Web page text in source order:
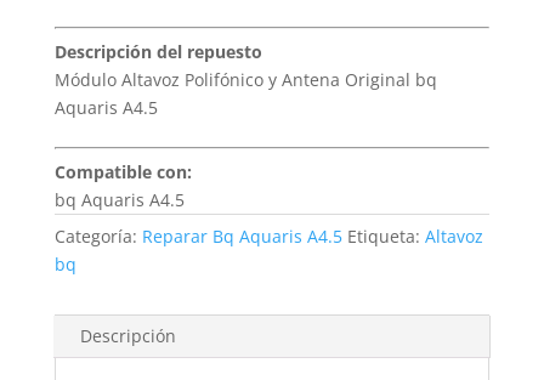
Descripción del repuesto
Módulo Altavoz Polifónico y Antena Original bq
Aquaris A4.5
Compatible con:
bq Aquaris A4.5
Categoría: Reparar Bq Aquaris A4.5 Etiqueta: Altavoz
bq
Descripción